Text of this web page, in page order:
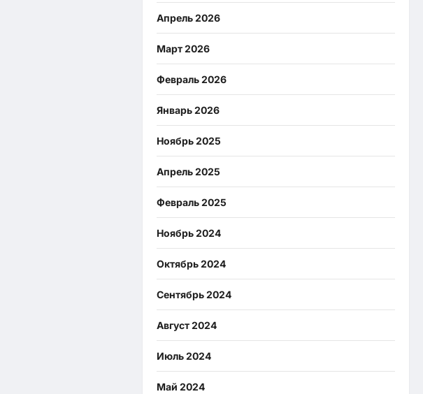
Апрель 2026
Март 2026
Февраль 2026
Январь 2026
Ноябрь 2025
Апрель 2025
Февраль 2025
Ноябрь 2024
Октябрь 2024
Сентябрь 2024
Август 2024
Июль 2024
Май 2024